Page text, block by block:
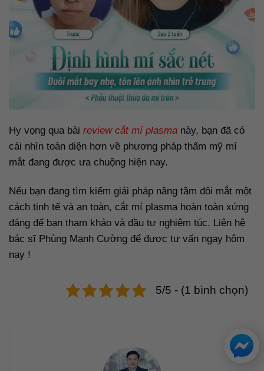
Hy vọng qua bài review cắt mí plasma này, bạn đã có
cái nhìn toàn diện hơn về phương pháp thẩm mỹ mí
mắt đang được ưa chuộng hiện nay.
Nếu bạn đang tìm kiếm giải pháp nâng tầm đôi mắt một
cách tinh tế và an toàn, cắt mí plasma hoàn toàn xứng
đáng để bạn tham khảo và đầu tư nghiêm túc. Liên hệ
bác sĩ Phùng Mạnh Cường để được tư vấn ngay hôm
nay !
5/5 - (1 bình chọn)